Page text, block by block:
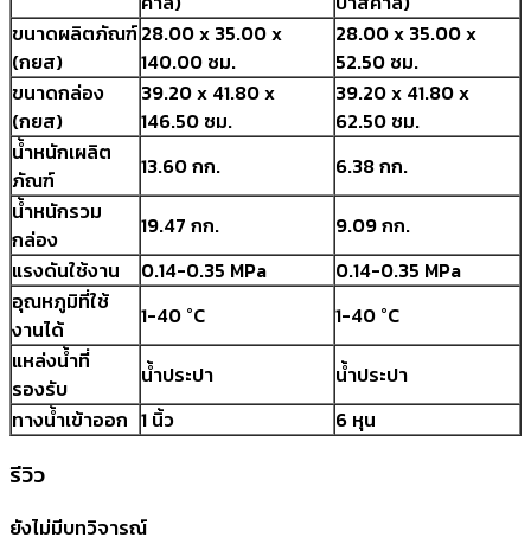
ขนาดผลิตภัณฑ์
(กยส)
28.00 x 35.00 x
140.00 ซม.
28.00 x 35.00 x
52.50 ซม.
ขนาดกล่อง
(กยส)
39.20 x 41.80 x
146.50 ซม.
39.20 x 41.80 x
62.50 ซม.
น้ำหนักเผลิต
ภัณฑ์
13.60 กก.
6.38 กก.
น้ำหนักรวม
กล่อง
19.47 กก.
9.09 กก.
แรงดันใช้งาน
0.14-0.35 MPa
0.14-0.35 MPa
อุณหภูมิที่ใช้
งานได้
1-40 °C
1-40 °C
แหล่งน้ำที่
รองรับ
น้ำประปา
น้ำประปา
ทางน้ำเข้าออก 1 นิ้ว 6 หุน
รีวิว
ยังไม่มีบทวิจารณ์